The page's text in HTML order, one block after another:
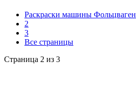
Раскраски машины Фольцваген
2
3
Все страницы
Страница 2 из 3